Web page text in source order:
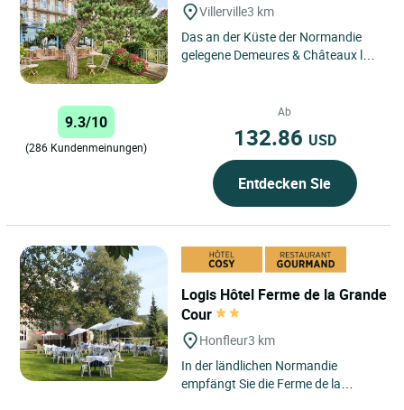
Villerville3 km
Das an der Küste der Normandie
gelegene Demeures & Châteaux le
9.3/10
(286 Kundenmeinungen)
Ab
132.86 USD
Entdecken Sie
Logis Hôtel Ferme de la Grande
Cour
Honfleur3 km
In der ländlichen Normandie
empfängt Sie die Ferme de la